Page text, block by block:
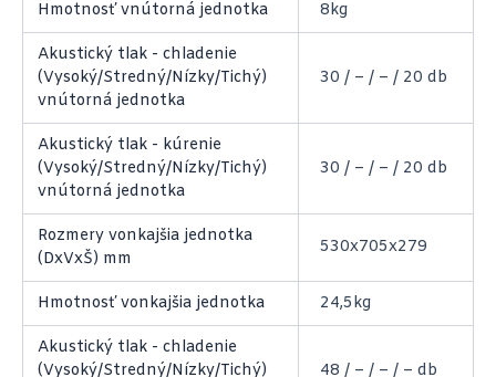
Hmotnosť vnútorná jednotka 8kg
Akustický tlak - chladenie
(Vysoký/Stredný/Nízky/Tichý)
vnútorná jednotka
30 / – / – / 20 db
Akustický tlak - kúrenie
(Vysoký/Stredný/Nízky/Tichý)
vnútorná jednotka
30 / – / – / 20 db
Rozmery vonkajšia jednotka
(DxVxŠ) mm
530x705x279
Hmotnosť vonkajšia jednotka 24,5kg
Akustický tlak - chladenie
(Vysoký/Stredný/Nízky/Tichý)
48 / – / – / – db